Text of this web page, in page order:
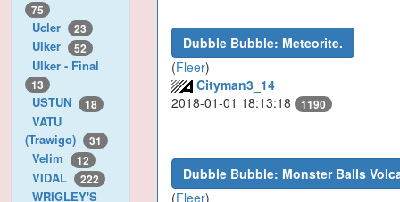
75
Ucler 23
Ulker 52
Ulker - Final
13
USTUN 18
VATU
(Trawigo)
31
Velim 12
VIDAL 222
WRIGLEY'S
Dubble Bubble: Meteorite.
(Fleer)
Cityman3_14
2018-01-01 18:13:18 1190
Dubble Bubble: Monster Balls
(Fleer)